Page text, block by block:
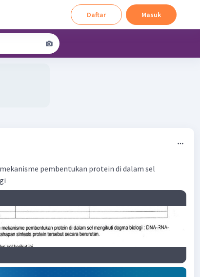
Daftar Masuk
pembentukan protein di dalam sel